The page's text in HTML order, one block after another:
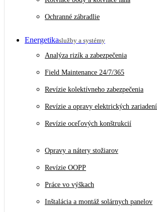
Ochranné zábradlie
Energetikaslužby a systémy
Analýza rizík a zabezpečenia
Field Maintenance 24/7/365
Revízie kolektívneho zabezpečenia
Revízie a opravy elektrických
Revízie oceľových konštrukcií
Opravy a nátery stožiarov
Revízie OOPP
Práce vo výškach
Inštalácia a montáž solárnych panelov